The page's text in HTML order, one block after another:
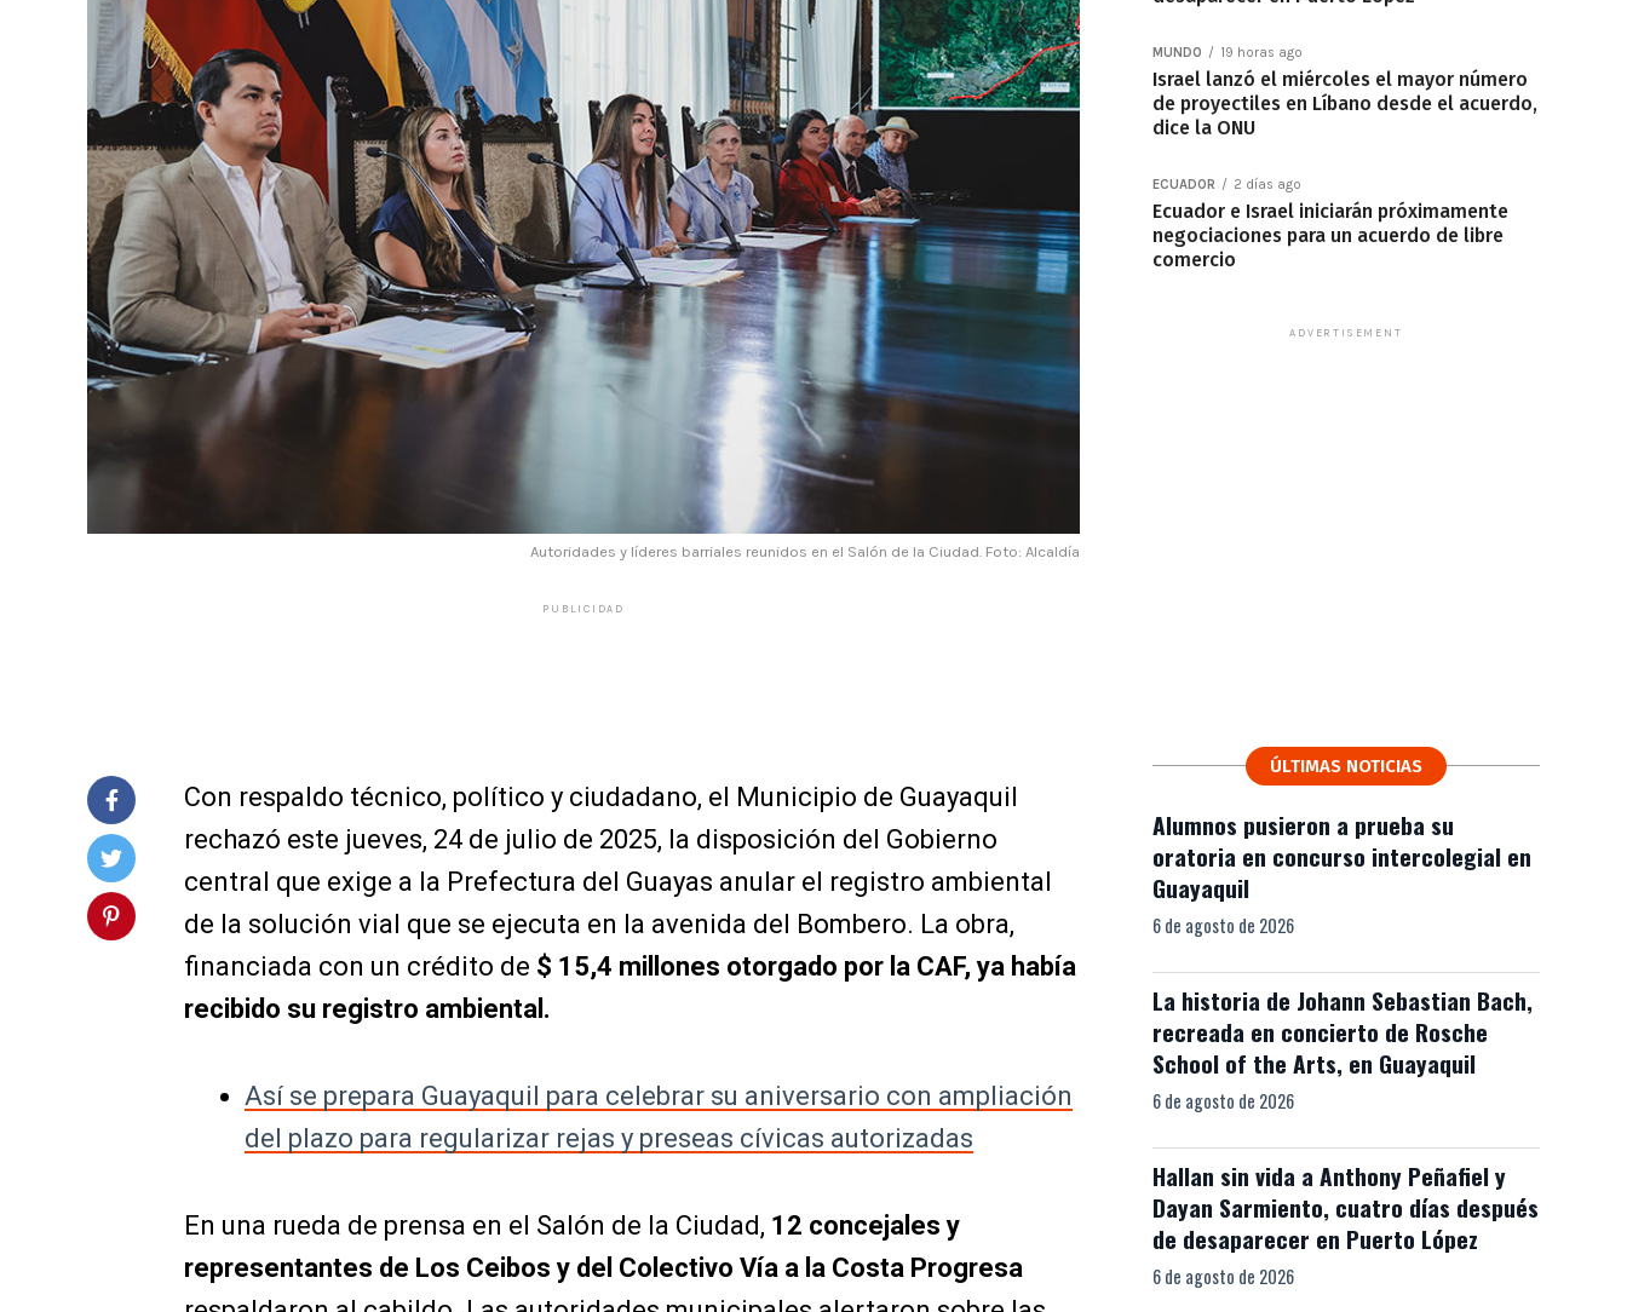
Autoridades y líderes barriales reunidos en el Salón de la Ciudad. Foto: Alcaldía
PUBLICIDAD
Con respaldo técnico, político y ciudadano, el Municipio de Guayaquil
rechazó este jueves, 24 de julio de 2025, la disposición del Gobierno
central que exige a la Prefectura del Guayas anular el registro ambiental
de la solución vial que se ejecuta en la avenida del Bombero. La obra,
financiada con un crédito de $ 15,4 millones otorgado por la CAF, ya había
recibido su registro ambiental.
Así se prepara Guayaquil para celebrar su aniversario con ampliación
del plazo para regularizar rejas y preseas cívicas autorizadas
En una rueda de prensa en el Salón de la Ciudad, 12 concejales y
representantes de Los Ceibos y del Colectivo Vía a la Costa Progresa
MUNDO 19 horas ago
Israel lanzó el miércoles el mayor número
de proyectiles en Líbano desde el acuerdo,
dice la ONU
ECUADOR 2 días ago
Ecuador e Israel iniciarán próximamente
negociaciones para un acuerdo de libre
comercio
ADVERTISEMENT
ÚLTIMAS NOTICIAS
Alumnos pusieron a prueba su
oratoria en concurso intercolegial en
Guayaquil
6 de agosto de 2026
La historia de Johann Sebastian Bach,
recreada en concierto de Rosche
School of the Arts, en Guayaquil
6 de agosto de 2026
Hallan sin vida a Anthony Peñafiel y
Dayan Sarmiento, cuatro días después
de desaparecer en Puerto López
6 de agosto de 2026